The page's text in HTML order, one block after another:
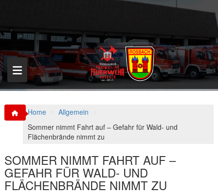
p
o
c
o
n
t
Home
Allgemein
Sommer nimmt Fahrt auf – Gefahr für Wald- und
Flächenbrände nimmt zu
SOMMER NIMMT FAHRT AUF –
GEFAHR FÜR WALD- UND
FLÄCHENBRÄNDE NIMMT ZU